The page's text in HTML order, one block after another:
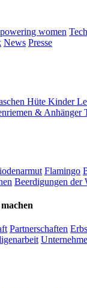
women
News Presse
Hüte Kinder
& Anhänger
Flamingo
Beerdigungen der
Partnerschaften